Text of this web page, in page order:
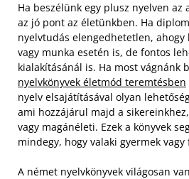
Ha beszélünk egy plusz nyelven az
az jó pont az életünkben. Ha
nyelvtudás elengedhetetlen,
vagy munka esetén is, de fontos
kialakításánál is. Ha most vágnánk
nyelvkönyvek életmód teremtésben
nyelv elsajátításával olyan
ami hozzájárul majd a
vagy magánéleti. Ezek a könyvek
mindegy, hogy valaki gyermek
A német nyelvkönyvek világosan